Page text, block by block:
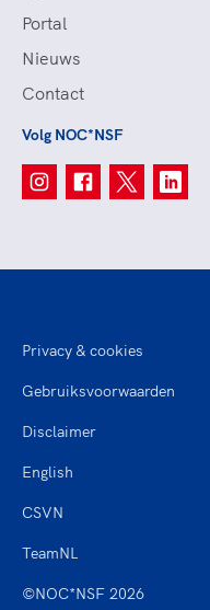
Portal
Nieuws
Contact
Volg NOC*NSF
©NOC*NSF 2026
Privacy & cookies
Gebruiksvoorwaarden
Disclaimer
English
CSVN
TeamNL